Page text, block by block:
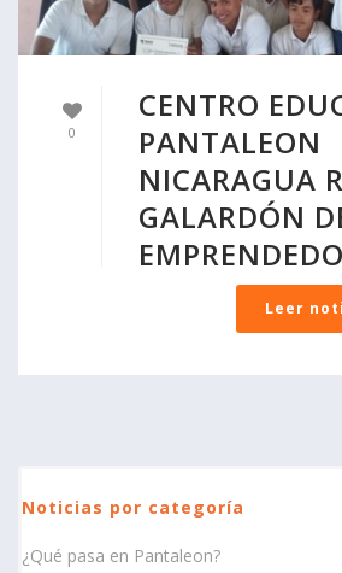
0
CENTRO
PANTALEON
NICARAGUA
GALARDÓN
Leer
Noticias por categoría
¿Qué pasa en Pantaleon?